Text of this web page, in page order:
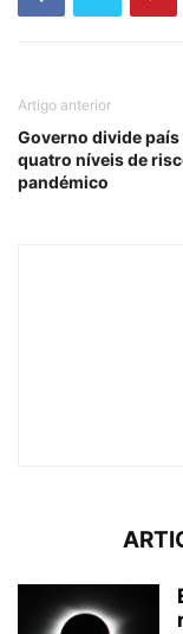
Artigo anterior
Governo divide país
quatro níveis de
pandémico